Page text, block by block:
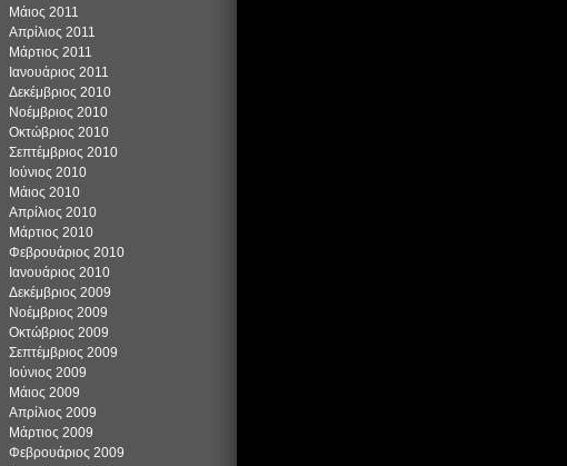
Μάιος 2011
Απρίλιος 2011
Μάρτιος 2011
Ιανουάριος 2011
Δεκέμβριος 2010
Νοέμβριος 2010
Οκτώβριος 2010
Σεπτέμβριος 2010
Ιούνιος 2010
Μάιος 2010
Απρίλιος 2010
Μάρτιος 2010
Φεβρουάριος 2010
Ιανουάριος 2010
Δεκέμβριος 2009
Νοέμβριος 2009
Οκτώβριος 2009
Σεπτέμβριος 2009
Ιούνιος 2009
Μάιος 2009
Απρίλιος 2009
Μάρτιος 2009
Φεβρουάριος 2009